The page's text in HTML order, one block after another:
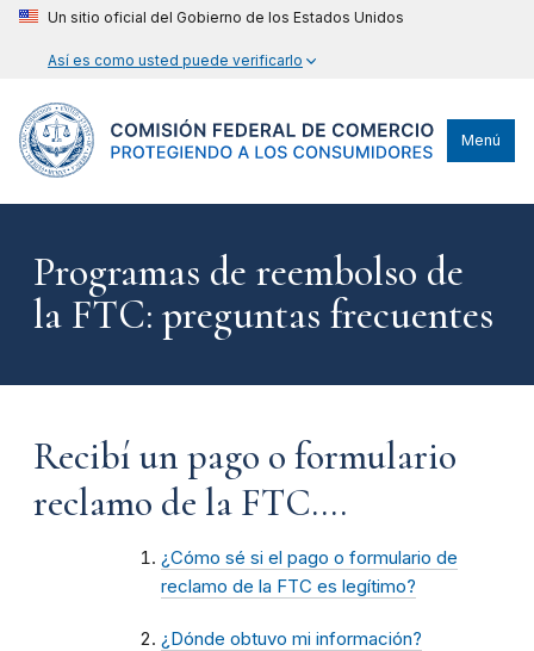
Un sitio oficial del Gobierno de los Estados Unidos
Así es como usted puede verificarlo
Menú
Programas de reembolso de
la FTC: preguntas frecuentes
Recibí un pago o formulario
reclamo de la FTC....
¿Cómo sé si el pago o formulario de
reclamo de la FTC es legítimo?
¿Dónde obtuvo mi información?